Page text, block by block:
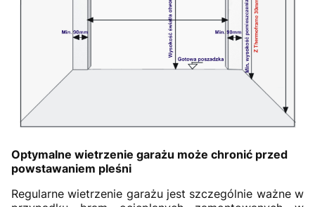
Optymalne wietrzenie garażu może chronić przed
powstawaniem pleśni
Regularne wietrzenie garażu jest szczególnie ważne w